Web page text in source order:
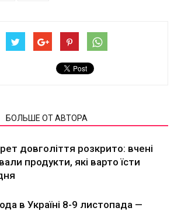
БОЛЬШЕ ОТ АВТОРА
довголіття розкрито: вчені
продукти, які варто їсти
в Україні 8-9 листопада —